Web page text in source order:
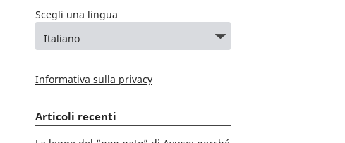
Scegli una lingua
Informativa sulla privacy
Articoli recenti